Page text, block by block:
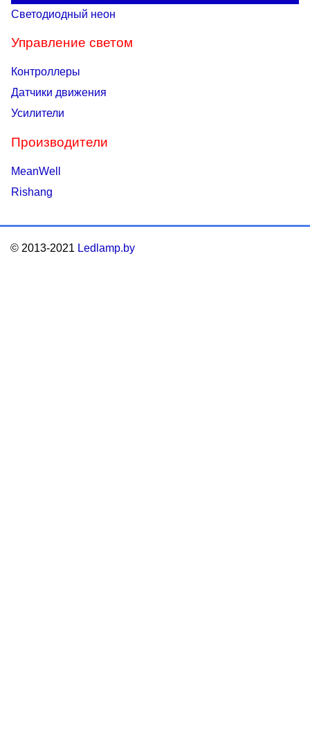
Светодиодный неон
Управление светом
Контроллеры
Датчики движения
Усилители
Производители
MeanWell
Rishang
© 2013-2021 Ledlamp.by